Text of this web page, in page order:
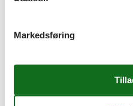
Dobbeltseng
Ikke-rygere
Markedsføring